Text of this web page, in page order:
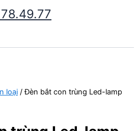
loại / Đèn bắt con trùng Led-lamp